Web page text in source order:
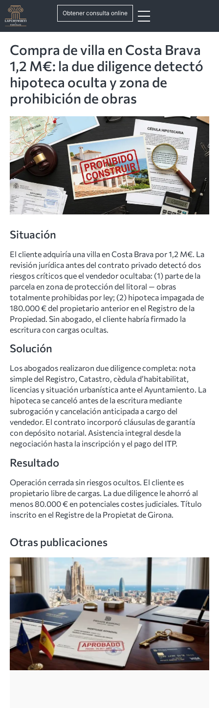
Obtener consulta online
Compra de villa en Costa Brava
1,2 M€: la due diligence detectó
hipoteca oculta y zona de
prohibición de obras
Situación
El cliente adquiría una villa en Costa Brava por 1,2 M€. La
revisión jurídica antes del contrato privado detectó dos
riesgos críticos que el vendedor ocultaba: (1) parte de la
parcela en zona de protección del litoral — obras
totalmente prohibidas por ley; (2) hipoteca impagada de
180.000 € del propietario anterior en el Registro de la
Propiedad. Sin abogado, el cliente habría firmado la
escritura con cargas ocultas.
Solución
Los abogados realizaron due diligence completa: nota
simple del Registro, Catastro, cèdula d’habitabilitat,
licencias y situación urbanística ante el Ayuntamiento. La
hipoteca se canceló antes de la escritura mediante
subrogación y cancelación anticipada a cargo del
vendedor. El contrato incorporó cláusulas de garantía
con depósito notarial. Asistencia integral desde la
negociación hasta la inscripción y el pago del ITP.
Resultado
Operación cerrada sin riesgos ocultos. El cliente es
propietario libre de cargas. La due diligence le ahorró al
menos 80.000 € en potenciales costes judiciales. Título
inscrito en el Registre de la Propietat de Girona.
Otras publicaciones